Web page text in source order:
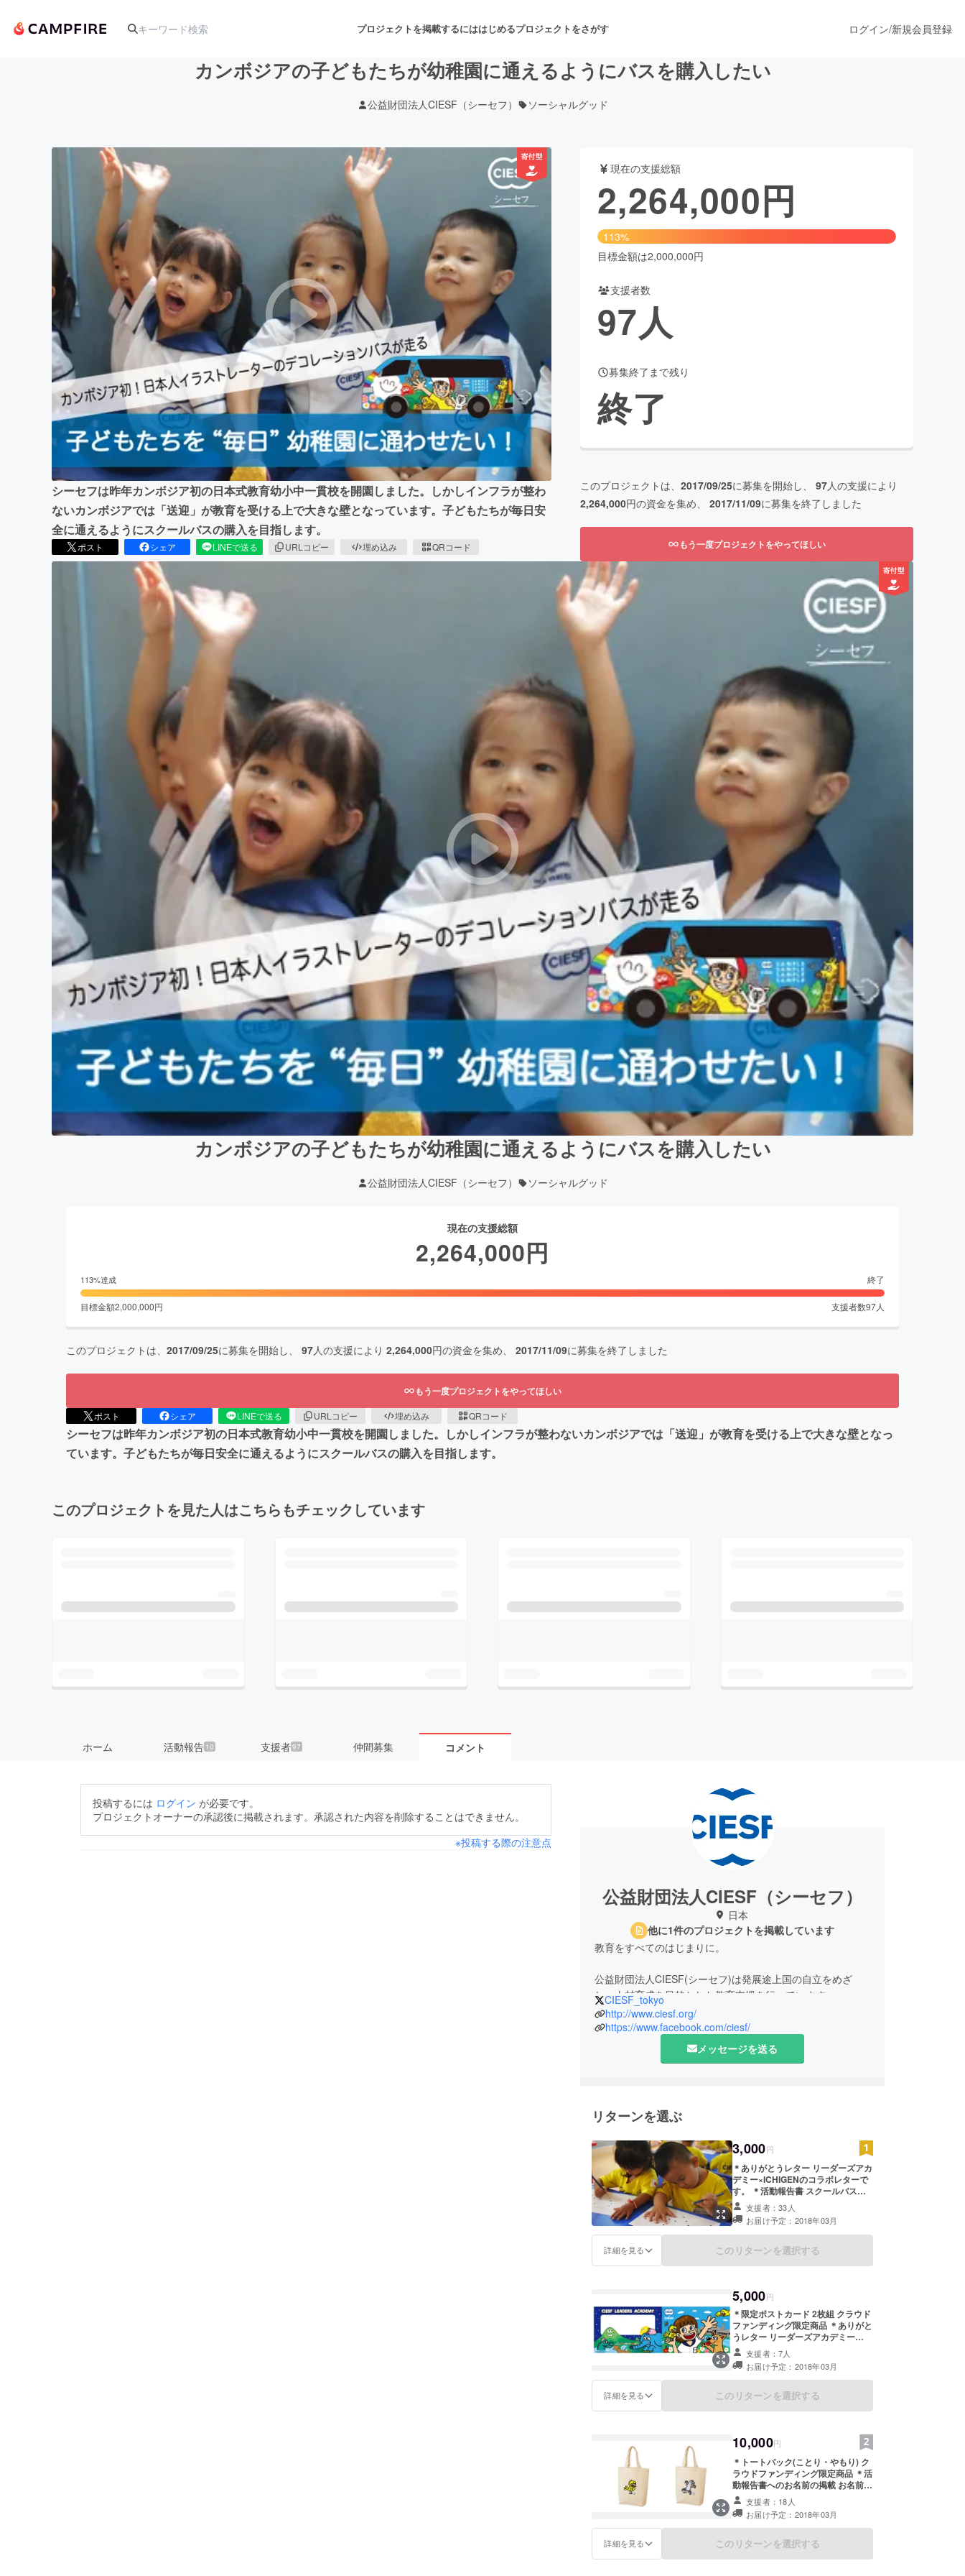
プロジェクトを掲載するにははじめるプロジェクトをさがす
アート・写真 音楽 舞台・パフォーマンス
テクノロジー・ガジェット ゲーム・サービス開発 フード・飲食店 ファッション
映像・映画 書籍・雑誌出版
ビジネス・起業 チャレンジ ビューティー・ヘルスケア
まちづくり・地域活性化
CAMPFIRE for Social GoodCAMPFIRE Creation
CAMPFIREふるさと納税machi-yaコミュニティ
ログイン/新規会員登録
カンボジアの子どもたちが幼稚園に通えるようにバスを購入したい
公益財団法人CIESF（シーセフ） ソーシャルグッド
シーセフは昨年カンボジア初の日本式教育幼小中一貫校を開園しました。しかしインフラが整わ
ないカンボジアでは「送迎」が教育を受ける上で大きな壁となっています。子どもたちが毎日安
全に通えるようにスクールバスの購入を目指します。
ポスト シェア LINEで送る URLコピー 埋め込み QRコード
現在の支援総額
2,264,000円
113%
目標金額は2,000,000円
支援者数
97人
募集終了まで残り
終了
このプロジェクトは、 2017/09/25に募集を開始し、 97人の支援により
2,264,000円の資金を集め、 2017/11/09に募集を終了しました
もう一度プロジェクトをやってほしい
カンボジアの子どもたちが幼稚園に通えるようにバスを購入したい
公益財団法人CIESF（シーセフ） ソーシャルグッド
現在の支援総額
2,264,000円
113%達成 終了
目標金額2,000,000円 支援者数97人
このプロジェクトは、 2017/09/25に募集を開始し、 97人の支援により 2,264,000円の資金を集め、 2017/11/09に募集を終了しました
もう一度プロジェクトをやってほしい
ポスト シェア LINEで送る URLコピー 埋め込み QRコード
シーセフは昨年カンボジア初の日本式教育幼小中一貫校を開園しました。しかしインフラが整わないカンボジアでは「送迎」が教育を受ける上で大きな壁となっ
ています。子どもたちが毎日安全に通えるようにスクールバスの購入を目指します。
このプロジェクトを見た人はこちらもチェックしています
ホーム 活動報告 10 支援者97 仲間募集 コメント
投稿するには ログイン が必要です。
プロジェクトオーナーの承認後に掲載されます。承認された内容を削除することはできません。
※投稿する際の注意点
公益財団法人CIESF（シーセフ）
日本
他に1件のプロジェクトを掲載しています
教育をすべてのはじまりに。
公益財団法人CIESF(シーセフ)は発展途上国の自立をめざ
CIESF_tokyo
http://www.ciesf.org/
https://www.facebook.com/ciesf/
メッセージを送る
リターンを選ぶ
3,000円
＊ありがとうレター リーダーズアカ
デミー×ICHIGENのコラボレターで
す。 ＊活動報告書 スクールバス製
作の工程や子どもたちの様子をお届
けします。
支援者：33人
お届け予定：2018年03月
詳細を見る このリターンを選択する
5,000円
＊限定ポストカード 2枚組 クラウド
ファンディング限定商品 ＊ありがと
うレター リーダーズアカデミー
×ICHIGENのコラボレターです。 ＊
活動報告書 スクールバス製作の工程
や子どもたちの様子をお届けしま
す。
支援者：7人
お届け予定：2018年03月
詳細を見る このリターンを選択する
10,000円
＊トートバック(ことり・やもり) ク
ラウドファンディング限定商品 ＊活
動報告書へのお名前の掲載 お名前の
掲載は任意となっています。(ニック
ネームでの掲載をご希望の方は、備
考欄にお書きください。) ＊ありが
とうレター リーダーズアカデミー
×ICHIGENのコラボレターとなって
支援者：18人
お届け予定：2018年03月
詳細を見る このリターンを選択する